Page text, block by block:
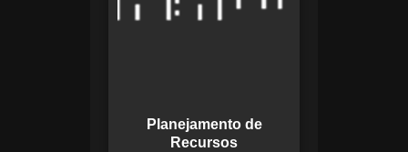
Planejamento de
Recursos
garante o uso
promovendo